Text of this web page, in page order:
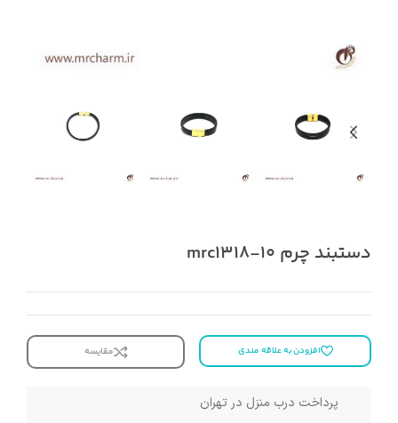
دستبند چرم mrc1318-10
افزودن به علاقه مندی مقایسه
پرداخت درب منزل در تهران